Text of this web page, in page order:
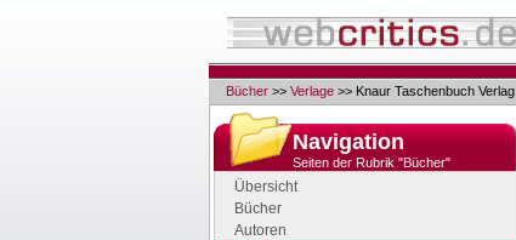
Bücher >> Verlage >> Knaur Taschenbuch Verlag
Navigation
Seiten der Rubrik "Bücher"
Übersicht
Bücher
Autoren